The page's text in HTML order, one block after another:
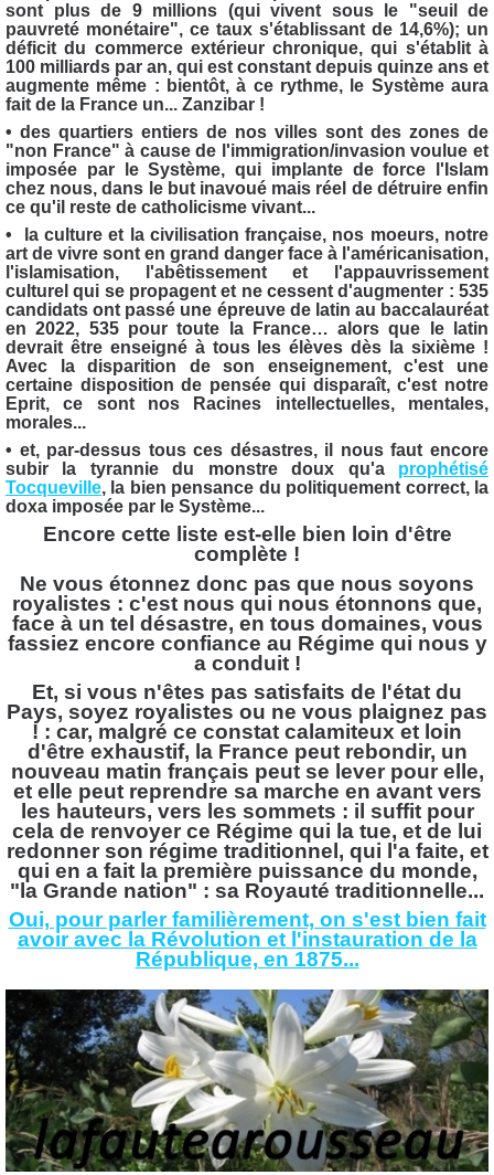
sont plus de 9 millions (qui vivent sous le "seuil de
pauvreté monétaire", ce taux s'établissant de 14,6%); un
déficit du commerce extérieur chronique, qui s'établit à
100 milliards par an, qui est constant depuis quinze ans et
augmente même : bientôt, à ce rythme, le Système aura
fait de la France un... Zanzibar !
• des quartiers entiers de nos villes sont des zones de
"non France" à cause de l'immigration/invasion voulue et
imposée par le Système, qui implante de force l'Islam
chez nous, dans le but inavoué mais réel de détruire enfin
ce qu'il reste de catholicisme vivant...
• la culture et la civilisation française, nos moeurs, notre
art de vivre sont en grand danger face à l'américanisation,
l'islamisation, l'abêtissement et l'appauvrissement
culturel qui se propagent et ne cessent d'augmenter : 535
candidats ont passé une épreuve de latin au baccalauréat
en 2022, 535 pour toute la France… alors que le latin
devrait être enseigné à tous les élèves dès la sixième !
Avec la disparition de son enseignement, c'est une
certaine disposition de pensée qui disparaît, c'est notre
Eprit, ce sont nos Racines intellectuelles, mentales,
morales...
• et, par-dessus tous ces désastres, il nous faut encore
subir la tyrannie du monstre doux qu'a prophétisé
Tocqueville, la bien pensance du politiquement correct, la
doxa imposée par le Système...
Encore cette liste est-elle bien loin d'être
complète !
Ne vous étonnez donc pas que nous soyons
royalistes : c'est nous qui nous étonnons que,
face à un tel désastre, en tous domaines, vous
fassiez encore confiance au Régime qui nous y
a conduit !
Et, si vous n'êtes pas satisfaits de l'état du
Pays, soyez royalistes ou ne vous plaignez pas
! : car, malgré ce constat calamiteux et loin
d'être exhaustif, la France peut rebondir, un
nouveau matin français peut se lever pour elle,
et elle peut reprendre sa marche en avant vers
les hauteurs, vers les sommets : il suffit pour
cela de renvoyer ce Régime qui la tue, et de lui
redonner son régime traditionnel, qui l'a faite, et
qui en a fait la première puissance du monde,
"la Grande nation" : sa Royauté traditionnelle...
Oui, pour parler familièrement, on s'est bien fait
avoir avec la Révolution et l'instauration de la
République, en 1875...